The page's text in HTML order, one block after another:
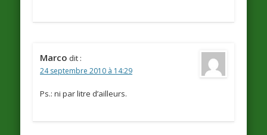
Marco dit :
24 septembre 2010 à 14:29
Ps.: ni par litre d’ailleurs.